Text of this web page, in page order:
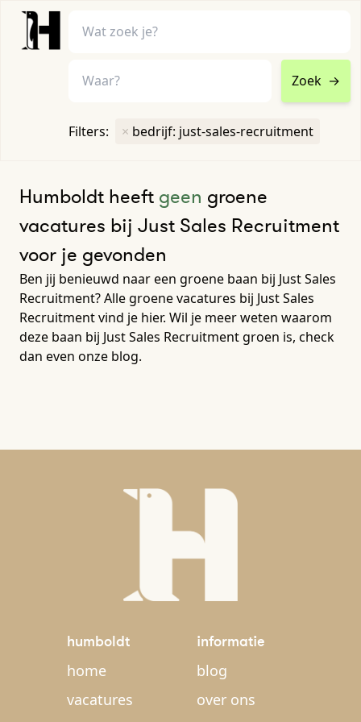
Zoek →
Filters: × bedrijf: just-sales-recruitment
Humboldt heeft geen groene
vacatures bij Just Sales Recruitment
voor je gevonden
Ben jij benieuwd naar een groene baan bij Just Sales
Recruitment? Alle groene vacatures bij Just Sales
Recruitment vind je hier. Wil je meer weten waarom
deze baan bij Just Sales Recruitment groen is, check
dan even onze blog.
humboldt
home
vacatures
informatie
blog
over ons